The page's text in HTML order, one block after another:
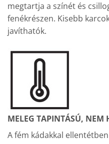
megtartja a színét és
fenékrészen. Kisebb
javíthatók.
MELEG TAPINTÁSÚ, NEM
A fém kádakkal